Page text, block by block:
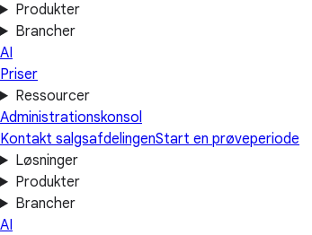
Produkter
Brancher
AI
Priser
Ressourcer
Administrationskonsol
Kontakt salgsafdelingenStart en prøveperiode
Løsninger
Produkter
Brancher
AI